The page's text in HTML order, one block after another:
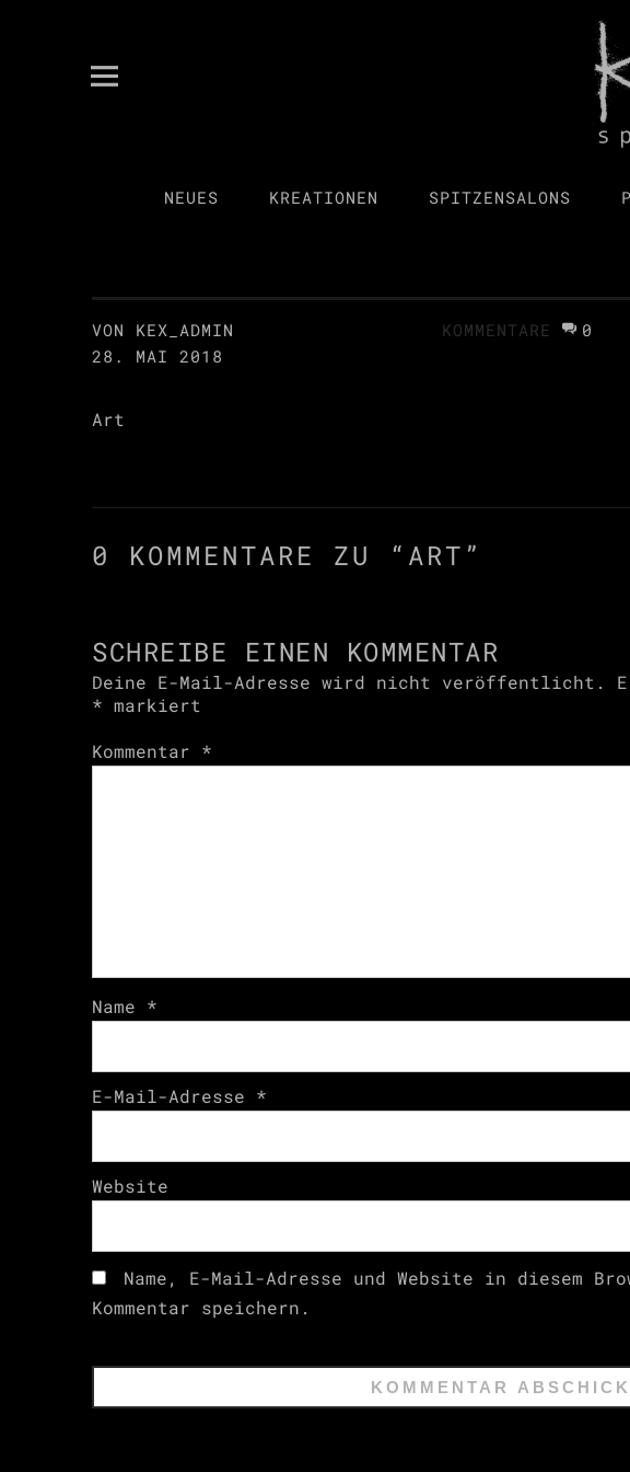
NEUES KREATIONEN SPITZENSALONS
VON KEX_ADMIN
28. MAI 2018
KOMMENTARE 0
Art
0 KOMMENTARE ZU “ ART”
SCHREIBE EINEN KOMMENTAR
Deine E-Mail-Adresse wird nicht veröffentlicht.
* markiert
Kommentar *
Name *
E-Mail-Adresse *
Website
Name, E-Mail-Adresse und Website in diesem
Kommentar speichern.